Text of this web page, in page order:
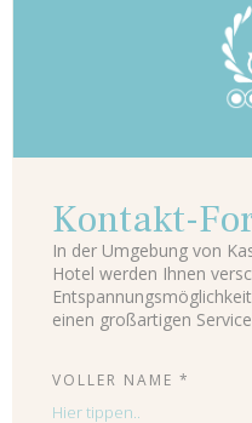
Kontakt-
In der Umgebung von
Hotel werden Ihnen
einen großartigen
VOLLER NAME *